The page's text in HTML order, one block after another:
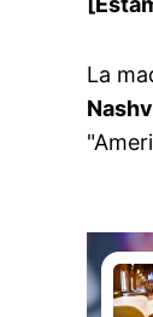
La